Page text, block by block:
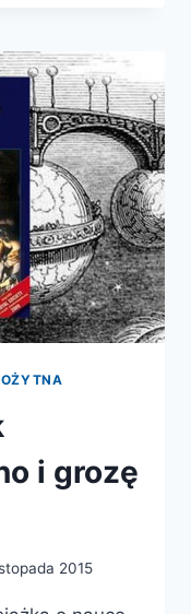
i grozę
2015